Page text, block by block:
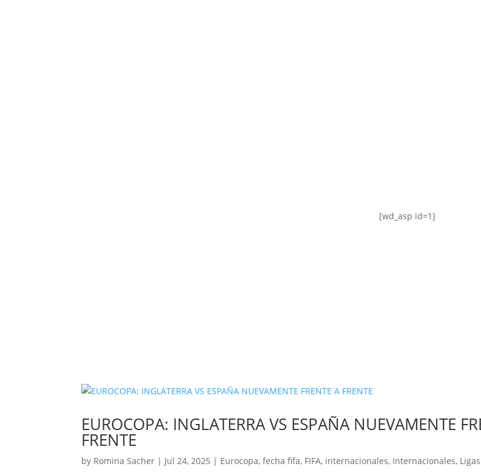
[wd_asp id=1]
EUROCOPA: INGLATERRA VS ESPAÑA NUEVAMENTE
FRENTE
by Romina Sacher | Jul 24, 2025 | Eurocopa,fecha fifa, FIFA, internacionales, Internacionales,